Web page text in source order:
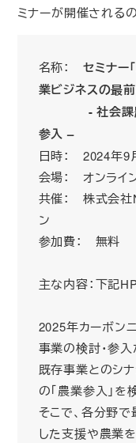
ミナーが開催される
名称： セミナー
業ビジネスの最
- 社会課題の
参入 –
日時： 2024年9
会場： オンライ
共催： 株式会社
ン
参加費： 無料
主な内容：下記
2025年カーボン
事業の検討・参入
既存事業とのシ
の「農業参入」を
そこで、各分野
した支援や農業